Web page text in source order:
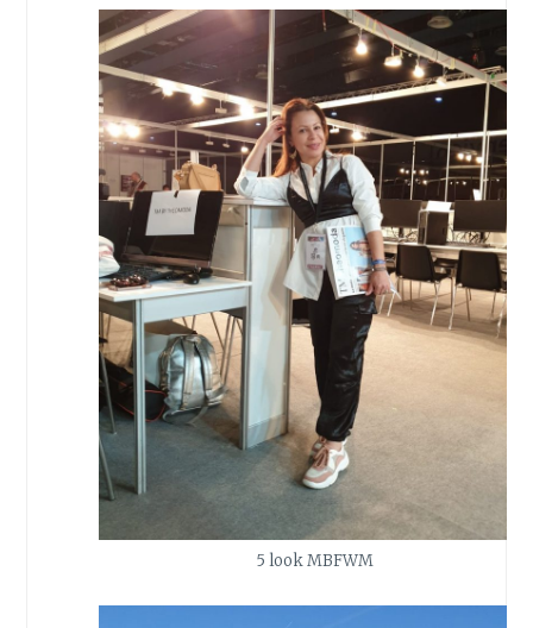
5 look MBFWM